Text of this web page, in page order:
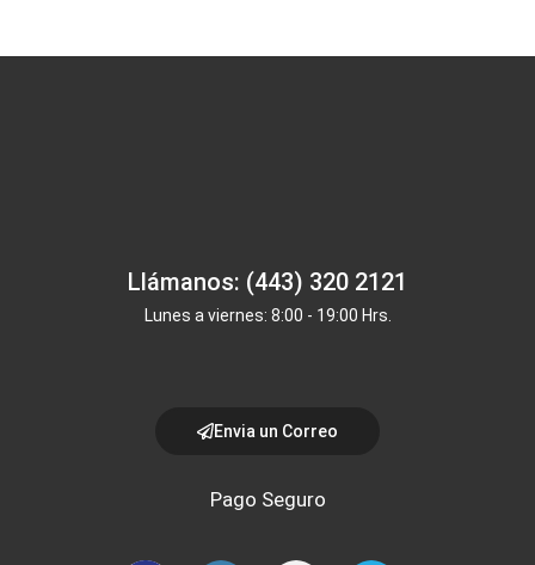
Llámanos: (443) 320 2121
Lunes a viernes: 8:00 - 19:00 Hrs.
Envia un Correo
Pago Seguro